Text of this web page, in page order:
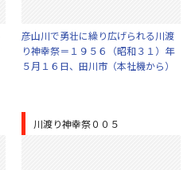
彦山川で勇壮に繰り広げられる川渡
り神幸祭＝１９５６（昭和３１）年
５月１６日、田川市（本社機から）
川渡り神幸祭００５